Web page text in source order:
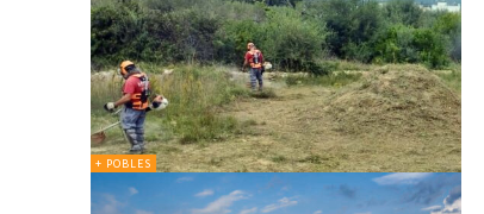
+ POBLES